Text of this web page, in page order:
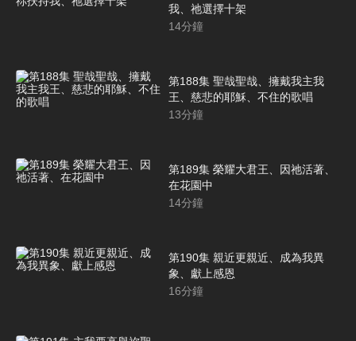
我、祂選擇十架
14分鐘
第188集 聖哉聖哉、擁戴我主我
王、慈悲的耶穌、不住的歌唱
13分鐘
第189集 榮耀大君王、因祂活著、
在花園中
14分鐘
第190集 親近更親近、成為我異
象、獻上感恩
16分鐘